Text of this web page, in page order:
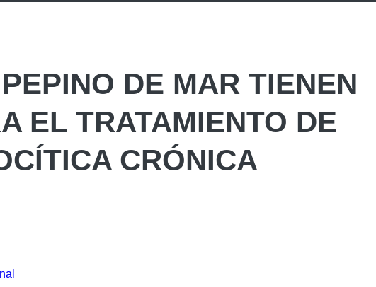
DE MAR TIENEN
EL TRATAMIENTO DE
CRÓNICA